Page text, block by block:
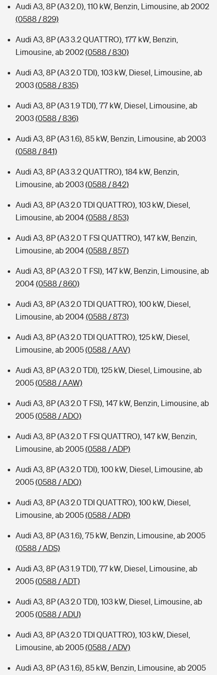
Audi A3, 8P (A3 2.0), 110 kW, Benzin, Limousine, ab 2002
(0588 / 829)
Audi A3, 8P (A3 3.2 QUATTRO), 177 kW, Benzin,
Limousine, ab 2002(0588 / 830)
Audi A3, 8P (A3 2.0 TDI), 103 kW, Diesel, Limousine, ab
2003(0588 / 835)
Audi A3, 8P (A3 1.9 TDI), 77 kW, Diesel, Limousine, ab
2003(0588 / 836)
Audi A3, 8P (A3 1.6), 85 kW, Benzin, Limousine, ab 2003
(0588 / 841)
Audi A3, 8P (A3 3.2 QUATTRO), 184 kW, Benzin,
Limousine, ab 2003(0588 / 842)
Audi A3, 8P (A3 2.0 TDI QUATTRO), 103 kW, Diesel,
Limousine, ab 2004(0588 / 853)
Audi A3, 8P (A3 2.0 T FSI QUATTRO), 147 kW, Benzin,
Limousine, ab 2004(0588 / 857)
Audi A3, 8P (A3 2.0 T FSI), 147 kW, Benzin, Limousine, ab
2004(0588 / 860)
Audi A3, 8P (A3 2.0 TDI QUATTRO), 100 kW, Diesel,
Limousine, ab 2004(0588 / 873)
Audi A3, 8P (A3 2.0 TDI QUATTRO), 125 kW, Diesel,
Limousine, ab 2005(0588 / AAV)
Audi A3, 8P (A3 2.0 TDI), 125 kW, Diesel, Limousine, ab
2005(0588 / AAW)
Audi A3, 8P (A3 2.0 T FSI), 147 kW, Benzin, Limousine, ab
2005(0588 / ADO)
Audi A3, 8P (A3 2.0 T FSI QUATTRO), 147 kW, Benzin,
Limousine, ab 2005(0588 / ADP)
Audi A3, 8P (A3 2.0 TDI), 100 kW, Diesel, Limousine, ab
2005(0588 / ADQ)
Audi A3, 8P (A3 2.0 TDI QUATTRO), 100 kW, Diesel,
Limousine, ab 2005(0588 / ADR)
Audi A3, 8P (A3 1.6), 75 kW, Benzin, Limousine, ab 2005
(0588 / ADS)
Audi A3, 8P (A3 1.9 TDI), 77 kW, Diesel, Limousine, ab
2005(0588 / ADT)
Audi A3, 8P (A3 2.0 TDI), 103 kW, Diesel, Limousine, ab
2005(0588 / ADU)
Audi A3, 8P (A3 2.0 TDI QUATTRO), 103 kW, Diesel,
Limousine, ab 2005(0588 / ADV)
Audi A3, 8P (A3 1.6), 85 kW, Benzin, Limousine, ab 2005